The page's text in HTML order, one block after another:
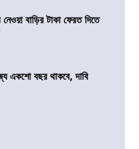
বাড়ির টাকা ফেরত দিতে
একশো বছর থাকবে, দাবি